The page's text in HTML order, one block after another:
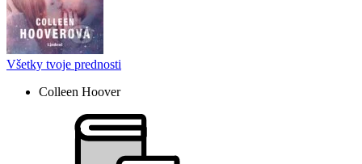
Všetky tvoje prednosti
Colleen Hoover